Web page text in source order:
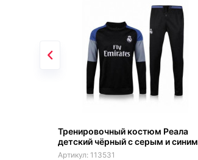
Тренировочный костюм Реала
детский чёрный с серым и синим
113531